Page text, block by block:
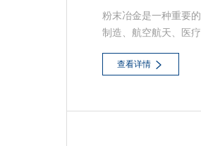
粉末冶金是一种重要
制造、航空航天、医
查看详情